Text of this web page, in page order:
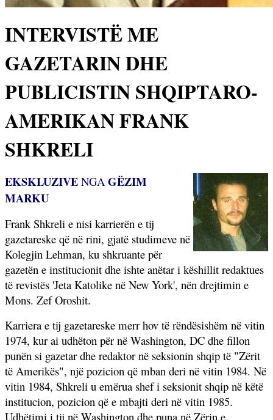
INTERVISTË ME
GAZETARIN DHE
PUBLICISTIN SHQIPTARO-
AMERIKAN FRANK
SHKRELI
EKSKLUZIVE NGA GËZIM
MARKU
Frank Shkreli e nisi karrierën e tij
gazetareske që në rini, gjatë studimeve në
Kolegjin Lehman, ku shkruante për
gazetën e institucionit dhe ishte anëtar i këshillit redaktues
të revistës 'Jeta Katolike në New York', nën drejtimin e
Mons. Zef Oroshit.
Karriera e tij gazetareske merr hov të rëndësishëm në vitin
1974, kur ai udhëton për në Washington, DC dhe fillon
punën si gazetar dhe redaktor në seksionin shqip të "Zërit
të Amerikës", një pozicion që mban deri në vitin 1984. Në
vitin 1984, Shkreli u emërua shef i seksionit shqip në këtë
institucion, pozicion që e mbajti deri në vitin 1985.
Udhëtimi i tij në Washington dhe puna në Zërin e